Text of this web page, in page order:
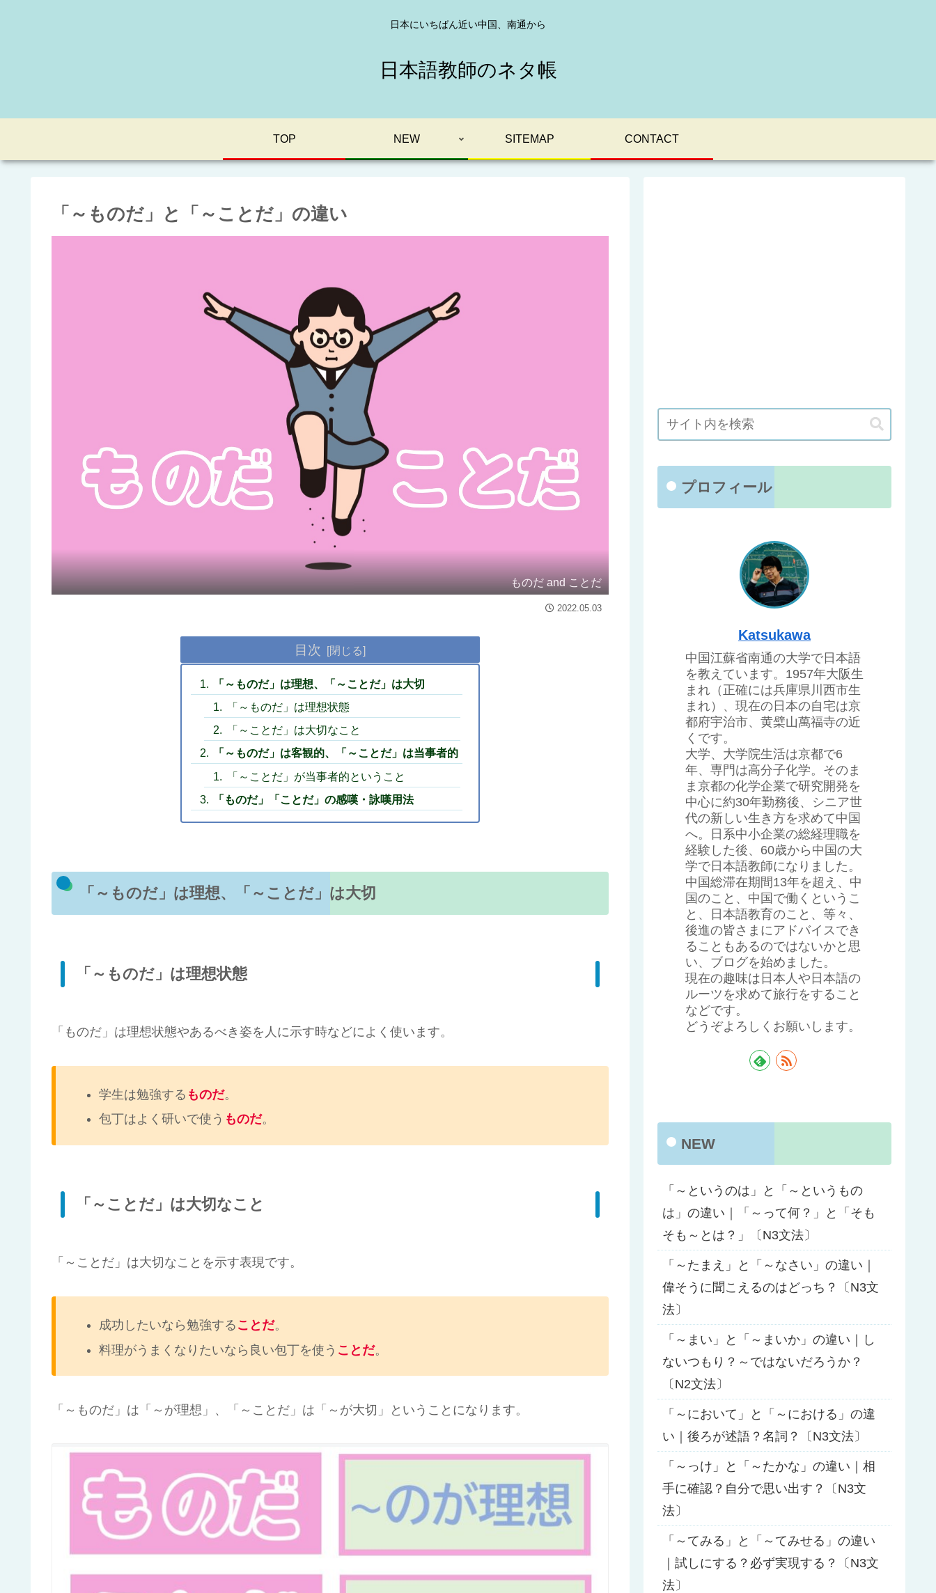
日本にいちばん近い中国、南通から
日本語教師のネタ帳
TOP NEW SITEMAP CONTACT
「～ものだ」と「～ことだ」の違い
ものだ and ことだ
2022.05.03
目次
「～ものだ」は理想、「～ことだ」は大切
「～ものだ」は理想状態
「～ことだ」は大切なこと
「～ものだ」は客観的、「～ことだ」は当事者的
「～ことだ」が当事者的ということ
「ものだ」「ことだ」の感嘆・詠嘆用法
「～ものだ」は理想、「～ことだ」は大切
「～ものだ」は理想状態
「ものだ」は理想状態やあるべき姿を人に示す時などによく使います。
学生は勉強する ものだ。
包丁はよく研いで使う ものだ。
「～ことだ」は大切なこと
「～ことだ」は大切なことを示す表現です。
成功したいなら勉強する ことだ。
料理がうまくなりたいなら良い包丁を使う ことだ。
「～ものだ」は「～が理想」、「～ことだ」は「～が大切」ということになります。
プロフィール
Katsukawa
中国江蘇省南通の大学で日本語
を教えています。1957年大阪生
まれ（正確には兵庫県川西市生
まれ）、現在の日本の自宅は京
都府宇治市、黄檗山萬福寺の近
くです。
大学、大学院生活は京都で6
年、専門は高分子化学。そのま
ま京都の化学企業で研究開発を
中心に約30年勤務後、シニア世
代の新しい生き方を求めて中国
へ。日系中小企業の総経理職を
経験した後、60歳から中国の大
学で日本語教師になりました。
中国総滞在期間13年を超え、中
国のこと、中国で働くというこ
と、日本語教育のこと、等々、
後進の皆さまにアドバイスでき
ることもあるのではないかと思
い、ブログを始めました。
現在の趣味は日本人や日本語の
ルーツを求めて旅行をすること
などです。
どうぞよろしくお願いします。
NEW
「～というのは」と「～というもの
は」の違い｜「～って何？」と「そも
そも～とは？」〔N3文法〕
「～たまえ」と「～なさい」の違い｜
偉そうに聞こえるのはどっち？〔N3文
法〕
「～まい」と「～まいか」の違い｜し
ないつもり？～ではないだろうか？
〔N2文法〕
「～において」と「～における」の違
い｜後ろが述語？名詞？〔N3文法〕
「～っけ」と「～たかな」の違い｜相
手に確認？自分で思い出す？〔N3文
法〕
「～てみる」と「～てみせる」の違い
｜試しにする？必ず実現する？〔N3文
法〕